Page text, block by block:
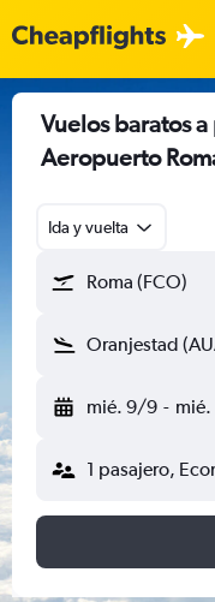
Vuelos baratos
Aeropuerto
Ida y vuelta
Roma (FCO)
Oranjestad
mié. 9/9 -
1 pasajero,